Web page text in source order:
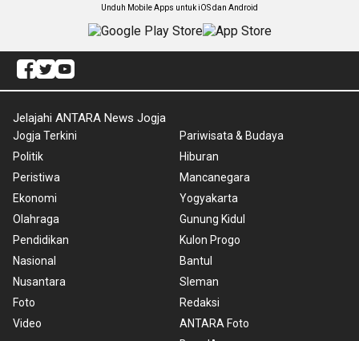
Unduh Mobile Apps untuk iOS dan Android
Jelajahi ANTARA News Jogja
Jogja Terkini
Politik
Peristiwa
Ekonomi
Olahraga
Pendidikan
Nasional
Nusantara
Foto
Video
Pariwisata & Budaya
Hiburan
Mancanegara
Yogyakarta
Gunung Kidul
Kulon Progo
Bantul
Sleman
Redaksi
ANTARA Foto